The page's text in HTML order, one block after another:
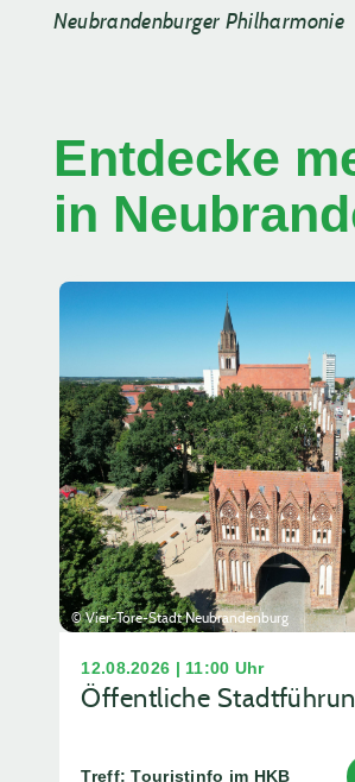
Neubrandenburger Philharmonie
Entdecke
in
© Vier-Tore-Stadt Neubrandenburg
12.08.2026 | 11:00 Uhr
Öffentliche
Treff: Touristinfo im HKB